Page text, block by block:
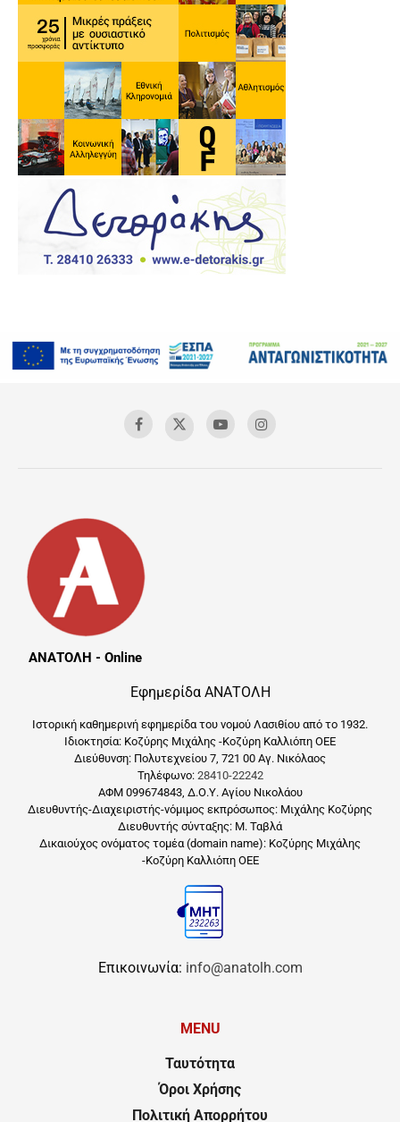
ΑΝΑΤΟΛΗ - Online
Εφημερίδα ΑΝΑΤΟΛΗ
Ιστορική καθημερινή εφημερίδα του νομού Λασιθίου από το 1932.
Ιδιοκτησία: Κοζύρης Μιχάλης -Κοζύρη Καλλιόπη ΟΕΕ
Διεύθυνση: Πολυτεχνείου 7, 721 00 Αγ. Νικόλαος
Τηλέφωνο: 28410-22242
ΑΦΜ 099674843, Δ.Ο.Υ. Αγίου Νικολάου
Διευθυντής-Διαχειριστής-νόμιμος εκπρόσωπος: Μιχάλης Κοζύρης
Διευθυντής σύνταξης: Μ. Ταβλά
Δικαιούχος ονόματος τομέα (domain name): Κοζύρης Μιχάλης
-Κοζύρη Καλλιόπη ΟΕΕ
Επικοινωνία: info@anatolh.com
MENU
Ταυτότητα
Όροι Χρήσης
Πολιτική Απορρήτου